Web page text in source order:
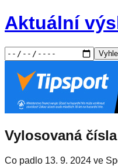
Aktuální
Vylosovaná
Co padlo 13. 9. 2024 ve